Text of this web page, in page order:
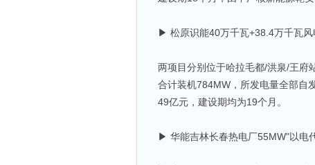
▶ 松原识能40万千瓦+38.4万千瓦风
两项目分别位于哈拉毛都/洪泉/王府
合计装机784MW，所发电量全部自
49亿元，建设期均为19个月。
▶ 华能吉林长春热电厂55MW"以电